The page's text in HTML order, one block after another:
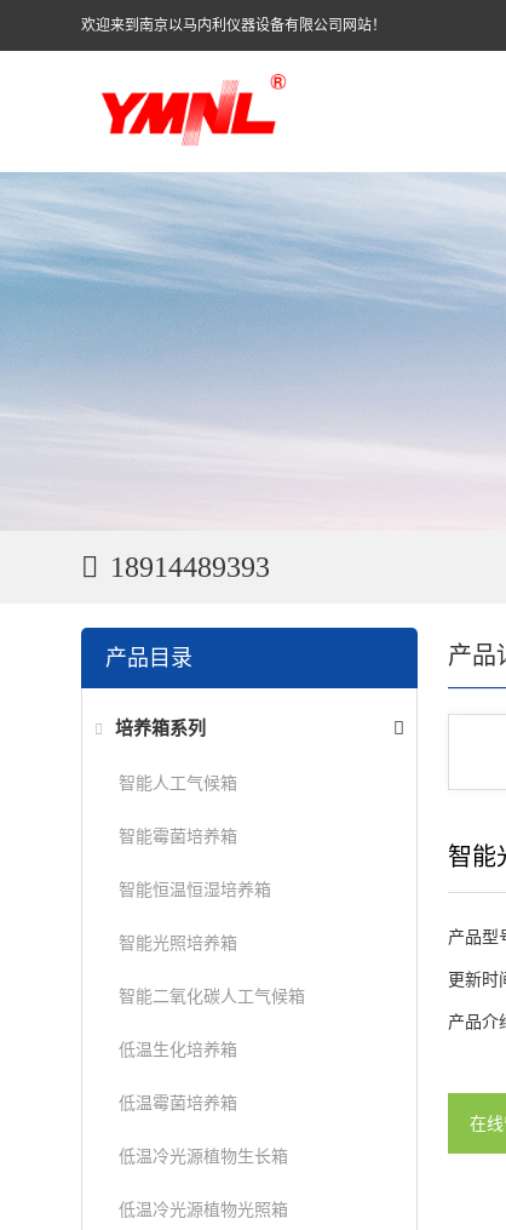
欢迎来到南京以马内利仪器设备有限公司网站！
18914489393
产品目录
培养箱系列
智能人工气候箱
智能霉菌培养箱
智能恒温恒湿培养箱
智能光照培养箱
智能二氧化碳人工气候箱
低温生化培养箱
低温霉菌培养箱
低温冷光源植物生长箱
低温冷光源植物光照箱
产品
智能
产品型
更新时
产品介
在